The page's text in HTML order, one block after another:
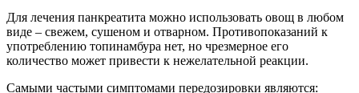
Для лечения панкреатита можно использовать овощ в любом
виде – свежем, сушеном и отварном. Противопоказаний к
употреблению топинамбура нет, но чрезмерное его
количество может привести к нежелательной реакции.
Самыми частыми симптомами передозировки являются: